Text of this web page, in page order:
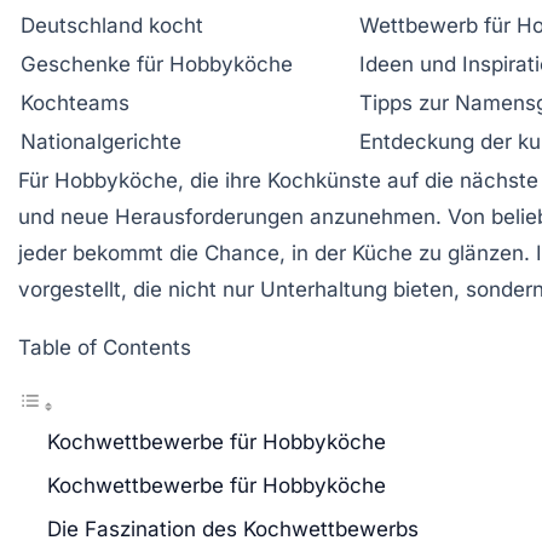
Deutschland kocht
Wettbewerb für
Geschenke für Hobbyköche
Ideen und
Kochteams
Tipps zur
Nationalgerichte
Entdeckung der
Für Hobbyköche, die ihre Kochkünste auf die
und neue Herausforderungen anzunehmen. Von
jeder bekommt die Chance, in der Küche zu glänzen.
vorgestellt, die nicht nur Unterhaltung bieten,
Table of Contents
Kochwettbewerbe für Hobbyköche
Kochwettbewerbe für Hobbyköche
Die Faszination des Kochwettbewerbs